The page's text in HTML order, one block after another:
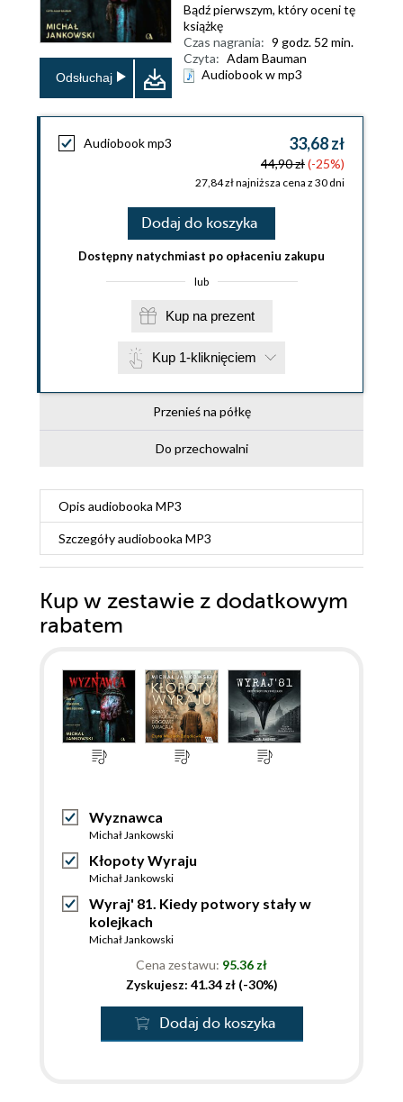
Odsłuchaj
Bądź pierwszym, który oceni tę
książkę
Czas nagrania: 9 godz. 52 min.
Czyta: Adam Bauman
Audiobook w mp3
Audiobook mp3 33,68 zł
44,90 zł(-25%)
27,84 zł najniższa cena z 30 dni
Dodaj do koszyka
Dostępny natychmiast po opłaceniu zakupu
lub
Kup na prezent
Kup 1-kliknięciem
Przenieś na półkę
Do przechowalni
Opis audiobooka MP3
Szczegółyaudiobooka MP3
Kup w zestawie z dodatkowym
rabatem
Wyznawca
Michał Jankowski
Kłopoty Wyraju
Michał Jankowski
Wyraj' 81. Kiedy potwory stały w
kolejkach
Michał Jankowski
Cena zestawu: 95.36 zł
Zyskujesz: 41.34 zł (-30%)
Dodaj do koszyka